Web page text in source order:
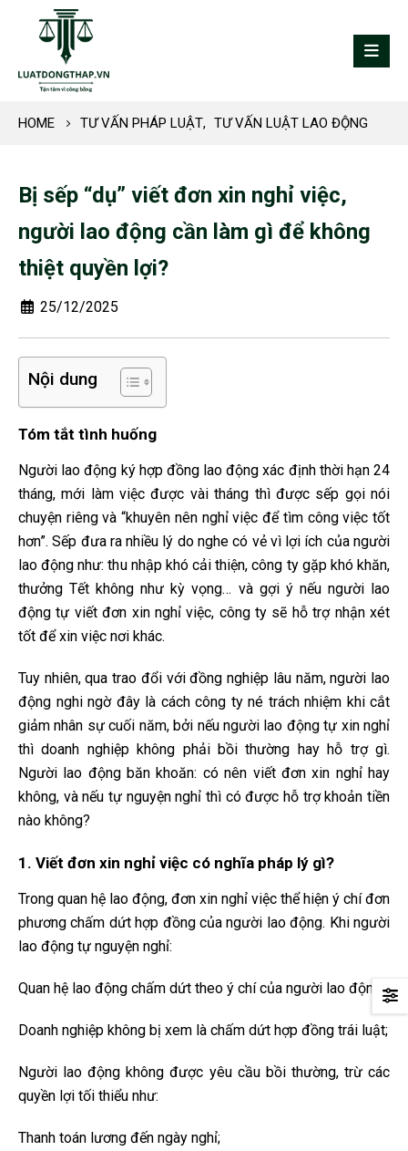
HOME TƯ VẤN PHÁP LUẬT, TƯ VẤN LUẬT LAO ĐỘNG
Bị sếp “dụ” viết đơn xin nghỉ việc,
người lao động cần làm gì để không
thiệt quyền lợi?
25/12/2025
Nội dung
Tóm tắt tình huống
Người lao động ký hợp đồng lao động xác định thời hạn 24
tháng, mới làm việc được vài tháng thì được sếp gọi nói
chuyện riêng và “khuyên nên nghỉ việc để tìm công việc tốt
hơn”. Sếp đưa ra nhiều lý do nghe có vẻ vì lợi ích của người
lao động như: thu nhập khó cải thiện, công ty gặp khó khăn,
thưởng Tết không như kỳ vọng… và gợi ý nếu người lao
động tự viết đơn xin nghỉ việc, công ty sẽ hỗ trợ nhận xét
tốt để xin việc nơi khác.
Tuy nhiên, qua trao đổi với đồng nghiệp lâu năm, người lao
động nghi ngờ đây là cách công ty né trách nhiệm khi cắt
giảm nhân sự cuối năm, bởi nếu người lao động tự xin nghỉ
thì doanh nghiệp không phải bồi thường hay hỗ trợ gì.
Người lao động băn khoăn: có nên viết đơn xin nghỉ hay
không, và nếu tự nguyện nghỉ thì có được hỗ trợ khoản tiền
nào không?
1. Viết đơn xin nghỉ việc có nghĩa pháp lý gì?
Trong quan hệ lao động, đơn xin nghỉ việc thể hiện ý chí đơn
phương chấm dứt hợp đồng của người lao động. Khi người
lao động tự nguyện nghỉ:
Quan hệ lao động chấm dứt theo ý chí của người lao động;
Doanh nghiệp không bị xem là chấm dứt hợp đồng trái luật;
Người lao động không được yêu cầu bồi thường, trừ các
quyền lợi tối thiểu như:
Thanh toán lương đến ngày nghỉ;